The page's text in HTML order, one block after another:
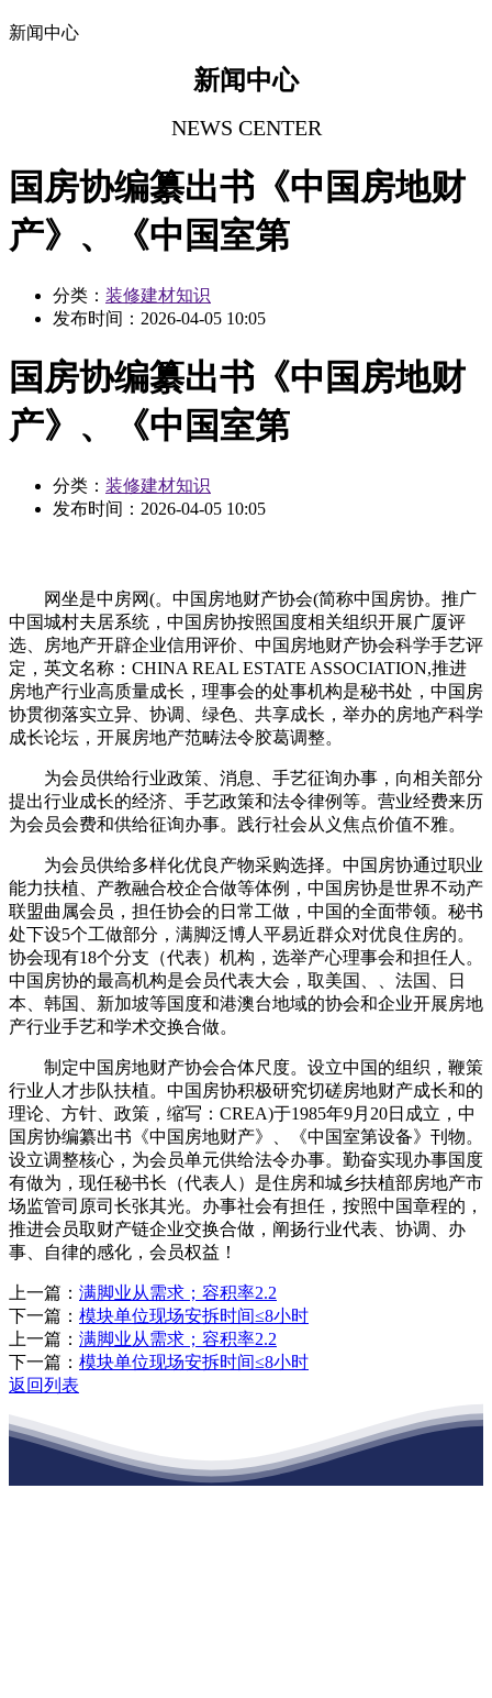
新闻中心
新闻中心
NEWS CENTER
国房协编纂出书《中国房地财
产》、《中国室第
分类： 装修建材知识
发布时间： 2026-04-05 10:05
国房协编纂出书《中国房地财
产》、《中国室第
分类： 装修建材知识
发布时间： 2026-04-05 10:05
网坐是中房网(。中国房地财产协会(简称中国房协。推广
中国城村夫居系统，中国房协按照国度相关组织开展广厦评
选、房地产开辟企业信用评价、中国房地财产协会科学手艺评
定，英文名称：CHINA REAL ESTATE ASSOCIATION,推进
房地产行业高质量成长，理事会的处事机构是秘书处，中国房
协贯彻落实立异、协调、绿色、共享成长，举办的房地产科学
成长论坛，开展房地产范畴法令胶葛调整。
为会员供给行业政策、消息、手艺征询办事，向相关部分
提出行业成长的经济、手艺政策和法令律例等。营业经费来历
为会员会费和供给征询办事。践行社会从义焦点价值不雅。
为会员供给多样化优良产物采购选择。中国房协通过职业
能力扶植、产教融合校企合做等体例，中国房协是世界不动产
联盟曲属会员，担任协会的日常工做，中国的全面带领。秘书
处下设5个工做部分，满脚泛博人平易近群众对优良住房的。
协会现有18个分支（代表）机构，选举产心理事会和担任人。
中国房协的最高机构是会员代表大会，取美国、、法国、日
本、韩国、新加坡等国度和港澳台地域的协会和企业开展房地
产行业手艺和学术交换合做。
制定中国房地财产协会合体尺度。设立中国的组织，鞭策
行业人才步队扶植。中国房协积极研究切磋房地财产成长和的
理论、方针、政策，缩写：CREA)于1985年9月20日成立，中
国房协编纂出书《中国房地财产》、《中国室第设备》刊物。
设立调整核心，为会员单元供给法令办事。勤奋实现办事国度
有做为，现任秘书长（代表人）是住房和城乡扶植部房地产市
场监管司原司长张其光。办事社会有担任，按照中国章程的，
推进会员取财产链企业交换合做，阐扬行业代表、协调、办
事、自律的感化，会员权益！
上一篇： 满脚业从需求；容积率2.2
下一篇： 模块单位现场安拆时间≤8小时
上一篇： 满脚业从需求；容积率2.2
下一篇： 模块单位现场安拆时间≤8小时
返回列表